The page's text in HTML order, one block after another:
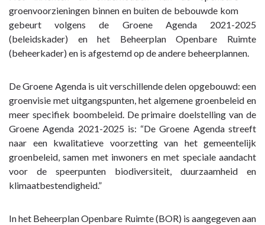
naar
navigatie
Paragraaf
Onderhoud
kapitaalgoederen
Groen
groenvoorzieningen binnen en buiten de bebouwde kom
gebeurt volgens de Groene Agenda 2021-2025
(beleidskader) en het Beheerplan Openbare Ruimte
(beheerkader) en is afgestemd op de andere beheerplannen.
De Groene Agenda is uit verschillende delen opgebouwd: een
groenvisie met uitgangspunten, het algemene groenbeleid en
meer specifiek boombeleid. De primaire doelstelling van de
Groene Agenda 2021-2025 is: “De Groene Agenda streeft
naar een kwalitatieve voorzetting van het gemeentelijk
groenbeleid, samen met inwoners en met speciale aandacht
voor de speerpunten biodiversiteit, duurzaamheid en
klimaatbestendigheid.”
In het Beheerplan Openbare Ruimte (BOR) is aangegeven aan